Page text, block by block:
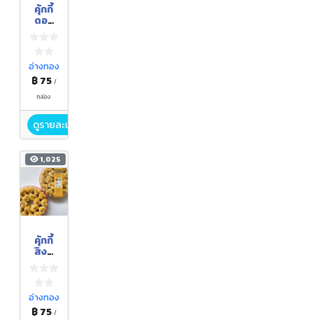
คุ้กกี้
ดอก
อ่างทอง
฿ 75 /
กล่อง
ดูรายละเอียด
1,025
คุ้กกี้
สิงค์
อ่างทอง
฿ 75 /